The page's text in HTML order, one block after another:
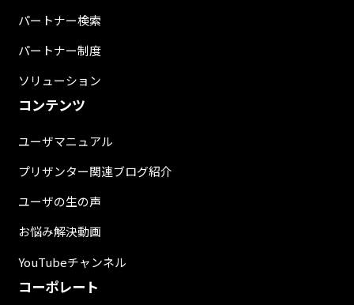
パートナー検索
パートナー制度
ソリューション
コンテンツ
ユーザマニュアル
プリザンター関連ブログ紹介
ユーザの生の声
お悩み解決動画
YouTubeチャンネル
コーポレート